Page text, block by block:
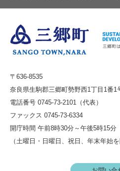
〒636-8535
奈良県生駒郡三郷町勢野西1丁目1番1
電話番号 0745-73-2101（代表）
ファックス 0745-73-6334
開庁時間 午前8時30分～午後5時15分
（土曜日・日曜日、祝日、年末年始を